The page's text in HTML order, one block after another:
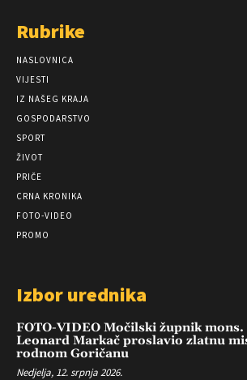
Rubrike
NASLOVNICA
VIJESTI
IZ NAŠEG KRAJA
GOSPODARSTVO
SPORT
ŽIVOT
PRIČE
CRNA KRONIKA
FOTO-VIDEO
PROMO
Izbor urednika
FOTO-VIDEO Močilski župnik mons.
Leonard Markač proslavio zlatnu
rodnom Goričanu
Nedjelja, 12. srpnja 2026.